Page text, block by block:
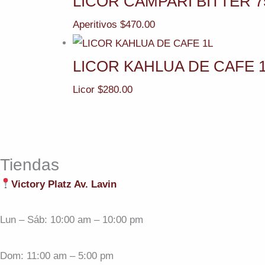
Aperitivos $470.00
LICOR KAHLUA DE CAFE
Licor $280.00
Tiendas
Victory Platz Av. Lavin
Lun – Sáb: 10:00 am – 10:00 pm
Dom: 11:00 am – 5:00 pm